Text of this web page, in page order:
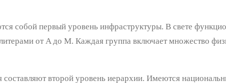
собой первый уровень инфраструктуры. В свете
от A до M. Каждая группа включает множество
второй уровень иерархии. Имеются